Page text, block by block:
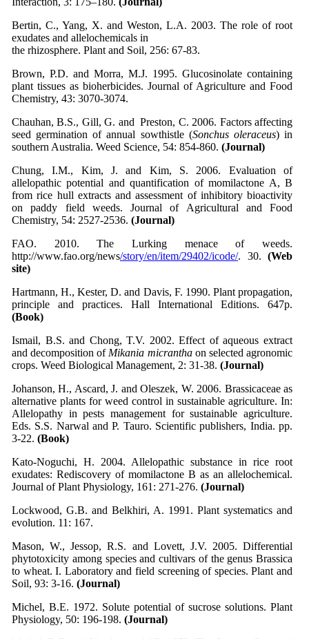
Bertin, C., Yang, X. and Weston, L.A. 2003. The role of root
exudates and allelochemicals in
the rhizosphere. Plant and Soil, 256: 67-83.
Brown, P.D. and Morra, M.J. 1995. Glucosinolate containing
plant tissues as bioherbicides. Journal of Agriculture and Food
Chemistry, 43: 3070-3074.
Chauhan, B.S., Gill, G. and Preston, C. 2006. Factors affecting
seed germination of annual sowthistle (Sonchus oleraceus) in
southern Australia. Weed Science, 54: 854-860. (Journal)
Chung, I.M., Kim, J. and Kim, S. 2006. Evaluation of
allelopathic potential and quantification of momilactone A, B
from rice hull extracts and assessment of inhibitory bioactivity
on paddy field weeds. Journal of Agricultural and Food
Chemistry, 54: 2527-2536. (Journal)
FAO. 2010. The Lurking menace of weeds.
http://www.fao.org/news/story/en/item/29402/icode/. 30. (Web
site)
Hartmann, H., Kester, D. and Davis, F. 1990. Plant propagation,
principle and practices. Hall International Editions. 647p.
(Book)
Ismail, B.S. and Chong, T.V. 2002. Effect of aqueous extract
and decomposition of Mikania micranthaon selected agronomic
crops. Weed Biological Management, 2: 31-38. (Journal)
Johanson, H., Ascard, J. and Oleszek, W. 2006. Brassicaceae as
alternative plants for weed control in sustainable agriculture. In:
Allelopathy in pests management for sustainable agriculture.
Eds. S.S. Narwal and P. Tauro. Scientific publishers, India. pp.
3-22. (Book)
Kato-Noguchi, H. 2004. Allelopathic substance in rice root
exudates: Rediscovery of momilactone B as an allelochemical.
Journal of Plant Physiology, 161: 271-276. (Journal)
Lockwood, G.B. and Belkhiri, A. 1991. Plant systematics and
evolution. 11: 167.
Mason, W., Jessop, R.S. and Lovett, J.V. 2005. Differential
phytotoxicity among species and cultivars of the genus Brassica
to wheat. I. Laboratory and field screening of species. Plant and
Soil, 93: 3-16. (Journal)
Michel, B.E. 1972. Solute potential of sucrose solutions. Plant
Physiology, 50: 196-198. (Journal)